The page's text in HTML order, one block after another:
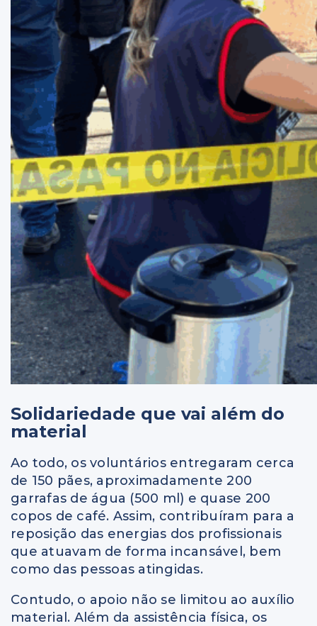
Solidariedade que vai além do
material
Ao todo, os voluntários entregaram cerca
de 150 pães, aproximadamente 200
garrafas de água (500 ml) e quase 200
copos de café. Assim, contribuíram para a
reposição das energias dos profissionais
que atuavam de forma incansável, bem
como das pessoas atingidas.
Contudo, o apoio não se limitou ao auxílio
material. Além da assistência física, os